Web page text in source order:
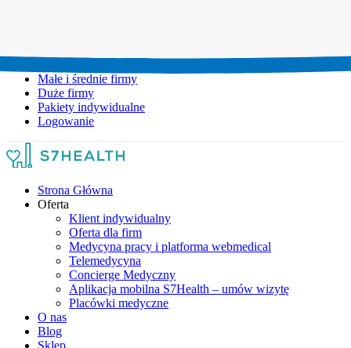
Małe i średnie firmy
Duże firmy
Pakiety indywidualne
Logowanie
Strona Główna
Oferta
Klient indywidualny
Oferta dla firm
Medycyna pracy i platforma webmedical
Telemedycyna
Concierge Medyczny
Aplikacja mobilna S7Health – umów wizytę
Placówki medyczne
O nas
Blog
Sklep